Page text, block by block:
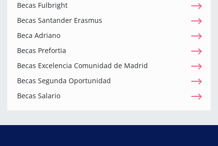
Becas Fulbright
Becas Santander Erasmus
Beca Adriano
Becas Prefortia
Becas Excelencia Comunidad de Madrid
Becas Segunda Oportunidad
Becas Salario